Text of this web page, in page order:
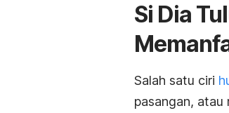
Si Dia
Salah satu ciri
pasangan, atau